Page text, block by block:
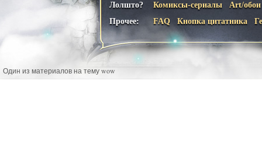
Лолшто?
Комиксы-сериалы
Art/обои
Прочее:
FAQ Кнопка цитатника
Один из материалов на тему wow